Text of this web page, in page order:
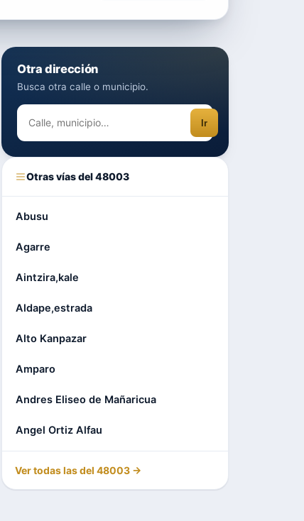
Otra dirección
Busca otra calle o municipio.
Ir
Otras vías del 48003
Abusu
Agarre
Aintzira,kale
Aldape,estrada
Alto Kanpazar
Amparo
Andres Eliseo de Mañaricua
Angel Ortiz Alfau
Ver todas las del 48003 →